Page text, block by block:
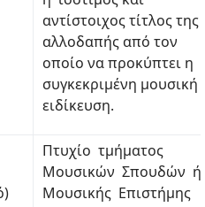
αντίστοιχος τίτλος της
αλλοδαπής από τον
οποίο να προκύπτει η
συγκεκριμένη μουσική
ειδίκευση.
Πτυχίο τμήματος
Μουσικών Σπουδών ή
Μουσικής Επιστήμης